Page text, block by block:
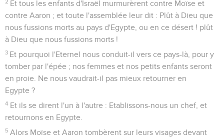
2 Et tous les enfants d'Israël murmurèrent contre Moïse et
contre Aaron ; et toute l'assemblée leur dit : Plût à Dieu que
nous fussions morts au pays d'Egypte, ou en ce désert ! plût
à Dieu que nous fussions morts !
3 Et pourquoi l'Eternel nous conduit-il vers ce pays-là, pour y
tomber par l'épée ; nos femmes et nos petits enfants seront
en proie. Ne nous vaudrait-il pas mieux retourner en
Egypte ?
4 Et ils se dirent l'un à l'autre : Etablissons-nous un chef, et
retournons en Egypte.
5 Alors Moïse et Aaron tombèrent sur leurs visages devant